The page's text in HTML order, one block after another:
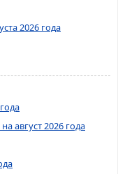
2026 года
август 2026 года